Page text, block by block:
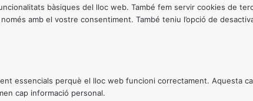
bàsiques del lloc web. També fem servir cookies de
amb el vostre consentiment. També teniu l’opció de
essencials perquè el lloc web funcioni correctament.
cap informació personal.